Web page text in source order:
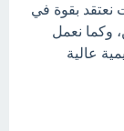
نعتقد بقوة في
وكما نعمل
عالية